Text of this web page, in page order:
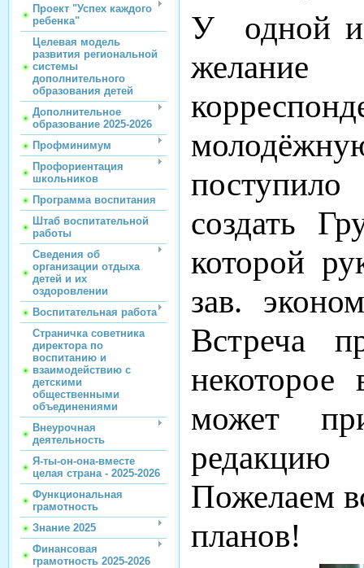
Проект "Успех каждого
ребенка"
Целевая модель
развития региональной
системы
дополнительного
образования детей
Дополнительное
образование 2025-2026
Профминимум
Профориентация
школьников
Программа воспитания
Штаб воспитательной
работы
Сведения об
организации отдыха
детей и их
оздоровлении
Воспитательная работа
Страничка советника
директора по
воспитанию и
взаимодействию с
детскими
общественными
объединениями
Внеурочная
деятельность
Я-ты-он-она-вместе
целая страна - 2025-2026
Функциональная
грамотность
Знание 2025
Финансовая
грамотность 2025-2026
У одной
создать
которой
зав.
Встреча
некоторое
может
Пожелаем
планов!